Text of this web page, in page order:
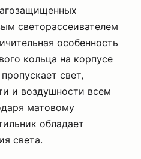
светорассеивателем
особенность
кольца на корпусе
свет,
и воздушности всем
матовому
обладает
света.